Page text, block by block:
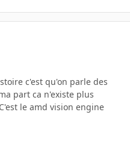
c'est qu'on parle des
part ca n'existe plus
le amd vision engine